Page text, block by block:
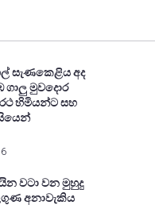
සැණකෙළිය අද
මුවදොර
හිමියන්ට සහ
වටා වන මුහුදු
අනාවැකිය